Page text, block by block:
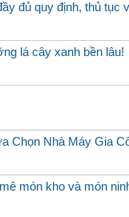
đủ quy định, thủ tục
lá cây xanh bền lâu!
Chọn Nhà Máy Gia
món kho và món